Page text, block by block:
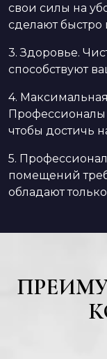
свои силы на
сделают быстро
3. Здоровье.
способствуют
4.
Профессионалы
чтобы достичь
5.
помещений
обладают